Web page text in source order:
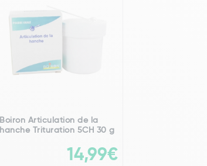
Boiron Articulation de la
hanche Trituration 5CH 30 g
14,99€